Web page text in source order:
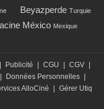
Beyazperde Turquie
México Mexique
Publicité CGU CGV
Données Personnelles
AlloCiné
Gérer Utiq